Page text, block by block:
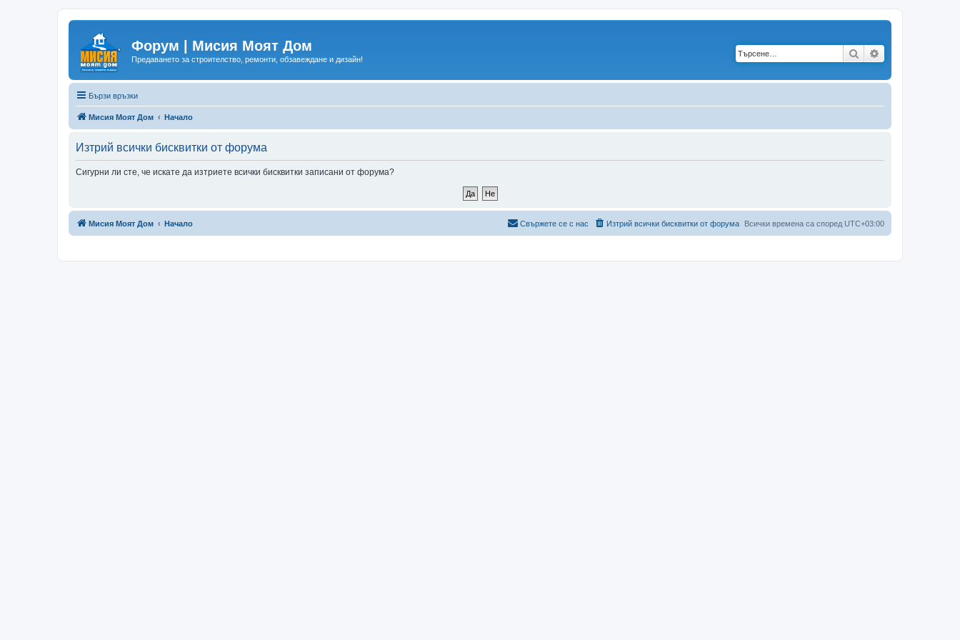
Форум | Мисия Моят Дом
Предаването за строителство, ремонти, обзавеждане и дизайн! Търсене
Бързи връзки
Мисия Моят Дом Начало
Изтрий всички бисквитки от форума
Сигурни ли сте, че искате да изтриете всички бисквитки записани от форума?
Мисия Моят Дом Начало Всички времена са според UTC+03:00
Изтрий всички бисквитки от форума
Свържете се с нас